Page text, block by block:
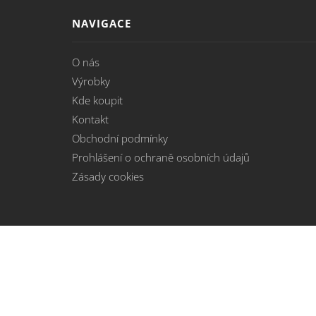
NAVIGACE
O nás
Výrobky
Kde koupit
Kontakt
Obchodní podmínky
Prohlášení o ochraně osobních údajů
Zásady cookies